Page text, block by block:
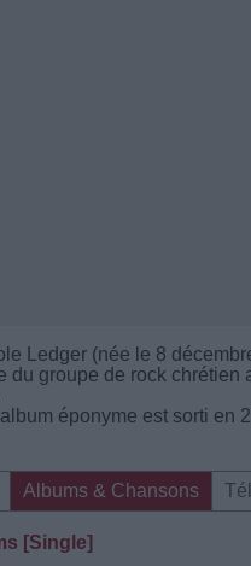
Ledger (née le 8
du groupe de rock chrétien
éponyme est sorti en
Albums & Chansons
[Single]